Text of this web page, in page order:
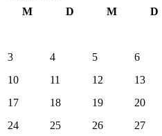
M
D M D
3
4 5 6
10
11 12 13
17
18 19 20
24
25 26 27